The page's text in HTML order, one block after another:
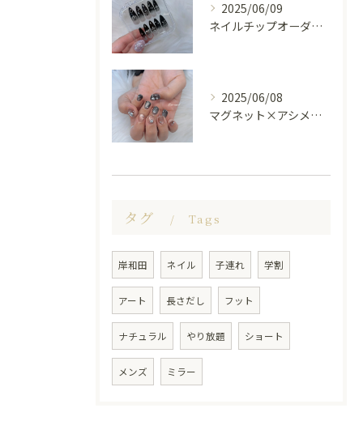
2025/06/09
ネイルチップオーダー受け付けてます😊🤍
2025/06/08
マグネット×アシメシルバー nail🤍🩶
タグ Tags
岸和田 ネイル 子連れ 学割
アート 長さだし フット
ナチュラル やり放題 ショート
メンズ ミラー